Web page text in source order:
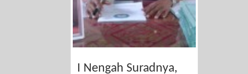
I Nengah Suradnya,